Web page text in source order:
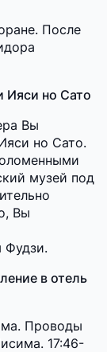
После
Ияси но Сато
Вы
но Сато.
музей под
Вы
Фудзи.
в отель
Проводы
17:46-